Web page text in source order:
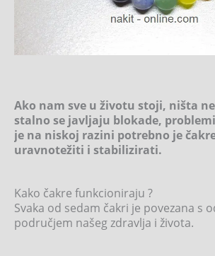
Ako nam sve u životu stoji, ništa
stalno se javljaju blokade,
je na niskoj razini potrebno je
uravnotežiti i stabilizirati.
Kako čakre funkcioniraju ?
Svaka od sedam čakri je povezana s
područjem našeg zdravlja i života.